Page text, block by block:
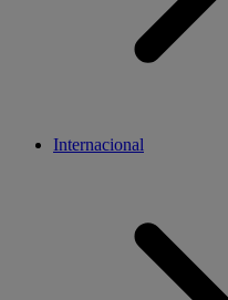
Internacional